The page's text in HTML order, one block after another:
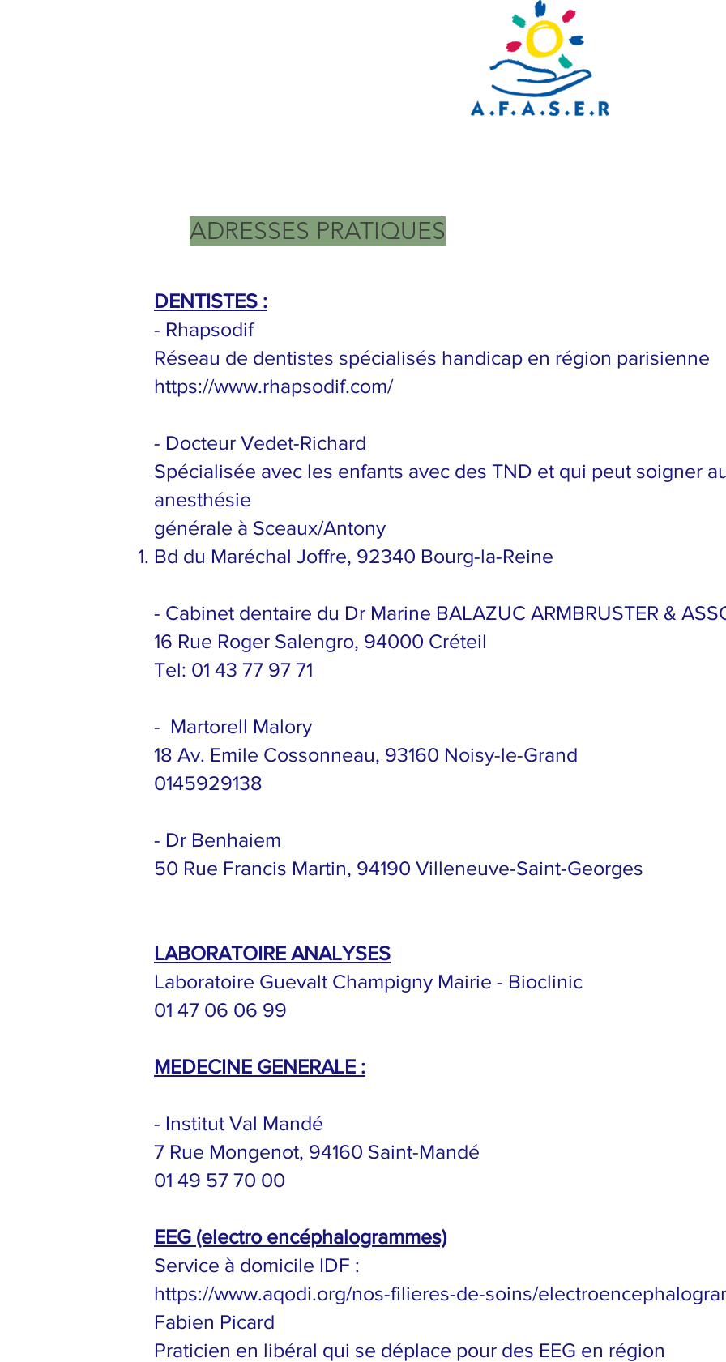
ADRESSES PRATIQUES
DENTISTES :
- Rhapsodif
Réseau de dentistes spécialisés handicap en région parisienne
https://www.rhapsodif.com/
- Docteur Vedet-Richard
Spécialisée avec les enfants avec des TND et qui peut soigner
anesthésie
générale à Sceaux/Antony
Bd du Maréchal Joffre, 92340 Bourg-la-Reine
- Cabinet dentaire du Dr Marine BALAZUC ARMBRUSTER &
16 Rue Roger Salengro, 94000 Créteil
Tel: 01 43 77 97 71
- Martorell Malory
18 Av. Emile Cossonneau, 93160 Noisy-le-Grand
0145929138
- Dr Benhaiem
50 Rue Francis Martin, 94190 Villeneuve-Saint-Georges
LABORATOIRE ANALYSES
​Laboratoire Guevalt Champigny Mairie - Bioclinic
01 47 06 06 99
MEDECINE GENERALE :
- Institut Val Mandé
7 Rue Mongenot, 94160 Saint-Mandé
01 49 57 70 00
EEG (electro encéphalogrammes)
Service à domicile IDF :
https://www.aqodi.org/nos-filieres-de-soins/
Fabien Picard
Praticien en libéral qui se déplace pour des EEG en région